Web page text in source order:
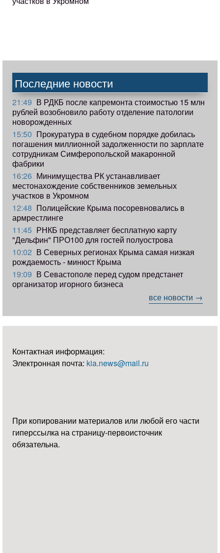
Последние новости
21:49 В РДКБ после капремонта стоимостью 15 млн
рублей возобновило работу отделение патологии
новорожденных
15:50 Прокуратура в судебном порядке добилась
погашения миллионной задолженности по зарплате
сотрудникам Симферопольской макаронной
фабрики
16:26 Минимущества РК устанавливает
местонахождение собственников земельных
участков в Укромном
12:48 Полицейские Крыма посоревновались в
армрестлинге
11:45 РНКБ представляет бесплатную карту
"Дельфин" ПРО100 для гостей полуострова
10:02 В Северных регионах Крыма самая низкая
рождаемость - минюст Крыма
19:09 В Севастополе перед судом предстанет
организатор игорного бизнеса
все новости →
Контактная информация:
Электронная почта: kia.news@mail.ru
При копировании материалов или любой его части
гиперссылка на страницу-первоисточник
обязательна.